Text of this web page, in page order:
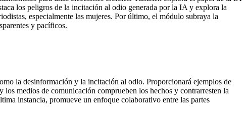
los peligros de la incitación al odio generada por la IA y explora la
especialmente las mujeres. Por último, el módulo subraya la
y pacíficos.
la desinformación y la incitación al odio. Proporcionará ejemplos de
medios de comunicación comprueben los hechos y contrarresten la
instancia, promueve un enfoque colaborativo entre las partes